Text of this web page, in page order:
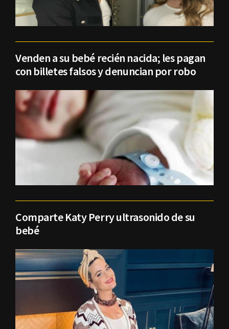
Venden a su bebé recién nacida; les pagan
con billetes falsos y denuncian por robo
Comparte Katy Perry ultrasonido de su
bebé